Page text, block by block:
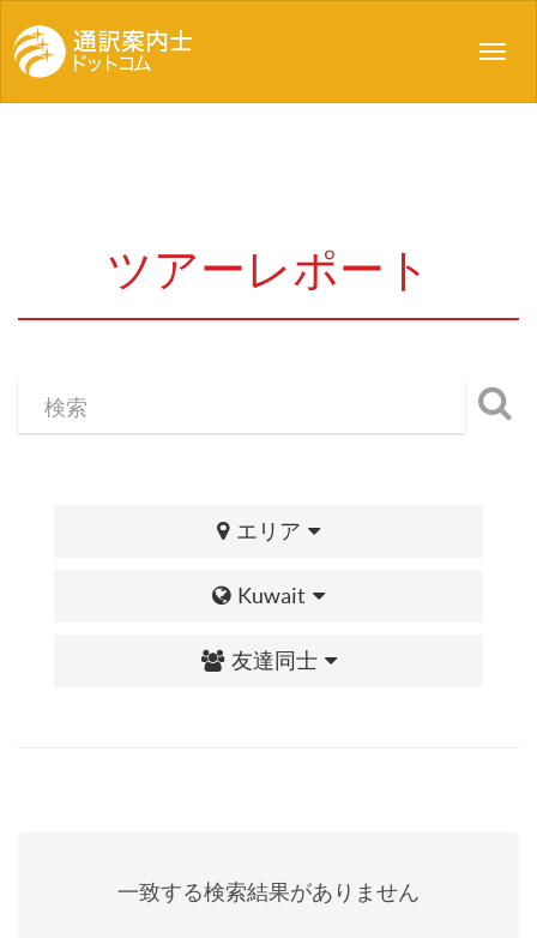
ツアーレポート
エリア
Kuwait
友達同士
一致する検索結果がありません